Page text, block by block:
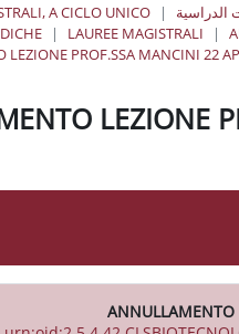
الدراسية A CICLO UNICO
LAUREE MAGISTRALI
LEZIONE PROF.SSA MANCINI 22
LEZIONE
ANNULLAMENTO